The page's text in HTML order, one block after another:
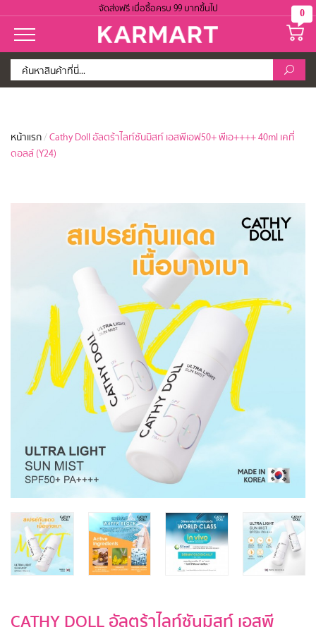
จัดส่งฟรี เมื่อซื้อครบ 99 บาทขึ้นไป 0
หน้าแรก /Cathy Doll อัลตร้าไลท์ซันมิสท์ เอสพีเอฟ50+ พีเอ++++ 40ml เคที่
ดอลล์ (Y24)
CATHY DOLL อัลตร้าไลท์ซันมิสท์ เอสพี